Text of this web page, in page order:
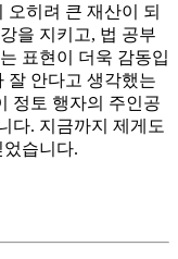
히려 큰 재산이 되
을 지키고, 법 공부
표현이 더욱 감동입
잘 안다고 생각했는
정토 행자의 주인공
다. 지금까지 제게도
습니다.